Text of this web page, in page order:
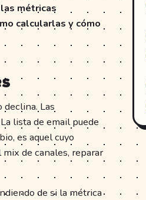
métricas
calcularlas y cómo
declina. Las
lista de email puede
es aquel cuyo
de canales, reparar
de si la métrica